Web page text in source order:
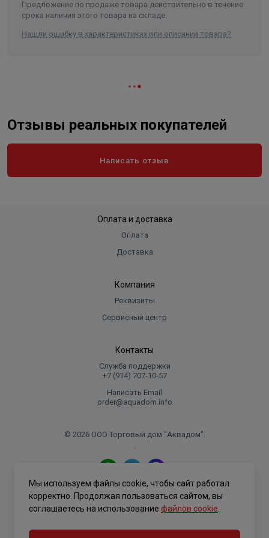
Предложение по продаже товара действительно в течение
срока наличия этого товара на складе.
Нашли ошибку в характеристиках или описании товара?
Отзывы реальных покупателей
Написать отзыв
Оплата и доставка
Оплата
Доставка
Компания
Реквизиты
Сервисный центр
Контакты
Служба поддержки
+7 (914) 707‑10‑57
Написать Email
order@aquadom.info
© 2026 ООО Торговый дом "Аквадом".
.
Политика конфиденциальности
Мы используем файлы cookie, чтобы сайт работал
корректно. Продолжая пользоваться сайтом, вы
соглашаетесь на использование файлов cookie